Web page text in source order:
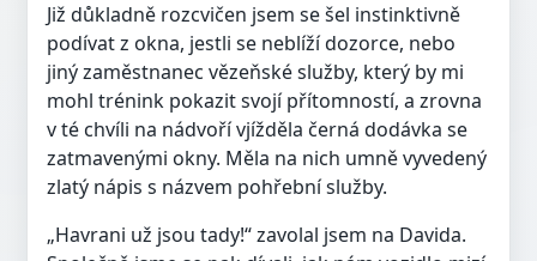
Již důkladně rozcvičen jsem se šel instinktivně
podívat z okna, jestli se neblíží dozorce, nebo
jiný zaměstnanec vězeňské služby, který by mi
mohl trénink pokazit svojí přítomností, a zrovna
v té chvíli na nádvoří vjížděla černá dodávka se
zatmavenými okny. Měla na nich umně vyvedený
zlatý nápis s názvem pohřební služby.
„Havrani už jsou tady!“ zavolal jsem na Davida.